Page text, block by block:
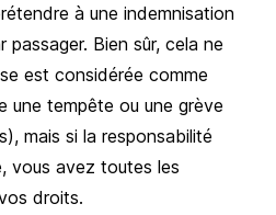
à une indemnisation
passager. Bien sûr, cela ne
est considérée comme
une tempête ou une grève
mais si la responsabilité
vous avez toutes les
droits.